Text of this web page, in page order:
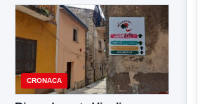
CRONACA